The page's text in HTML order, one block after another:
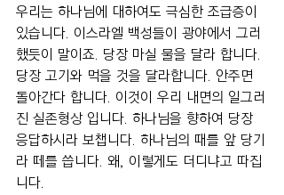
우리는 하나님에 대하여도 극심한 조급증이
있습니다. 이스라엘 백성들이 광야에서 그러
했듯이 말이죠. 당장 마실 물을 달라 합니다.
당장 고기와 먹을 것을 달라합니다. 안주면
돌아간다 합니다. 이것이 우리 내면의 일그러
진 실존형상 입니다. 하나님을 향하여 당장
응답하시라 보챕니다. 하나님의 때를 앞 당기
라 떼를 씁니다. 왜, 이렇게도 더디냐고 따집
니다.